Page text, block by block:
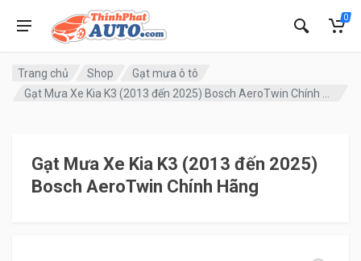
0
Trang chủ Shop
Gạt mưa ô tô
Gạt Mưa Xe Kia K3 (2013 đến 2025)
Bosch AeroTwin Chính Hãng